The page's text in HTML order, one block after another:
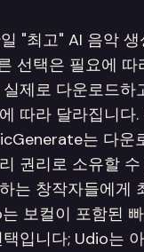
"최고" AI 음악 생
선택은 필요에 따
제로 다운로드하
따라 달라집니다
는 다운
권리로 소유할
는 창작자들에게
보컬이 포함된
입니다; Udio는